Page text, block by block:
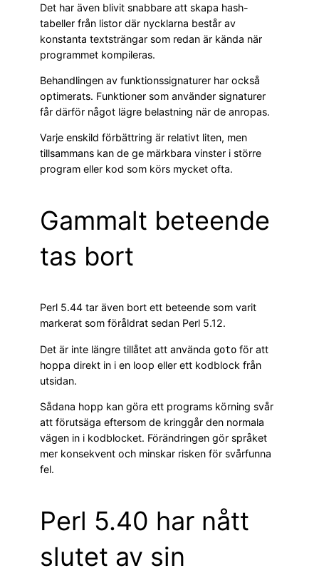
Det har även blivit snabbare att skapa hash-
tabeller från listor där nycklarna består av
konstanta textsträngar som redan är kända när
programmet kompileras.
Behandlingen av funktionssignaturer har också
optimerats. Funktioner som använder signaturer
får därför något lägre belastning när de anropas.
Varje enskild förbättring är relativt liten, men
tillsammans kan de ge märkbara vinster i större
program eller kod som körs mycket ofta.
Gammalt beteende
tas bort
Perl 5.44 tar även bort ett beteende som varit
markerat som föråldrat sedan Perl 5.12.
Det är inte längre tillåtet att använda goto för att
hoppa direkt in i en loop eller ett kodblock från
utsidan.
Sådana hopp kan göra ett programs körning svår
att förutsäga eftersom de kringgår den normala
vägen in i kodblocket. Förändringen gör språket
mer konsekvent och minskar risken för svårfunna
fel.
Perl 5.40 har nått
slutet av sin